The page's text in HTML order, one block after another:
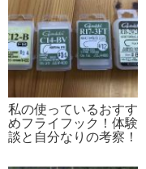
私の使っているおすす
めフライフック！体験
談と自分なりの考察！